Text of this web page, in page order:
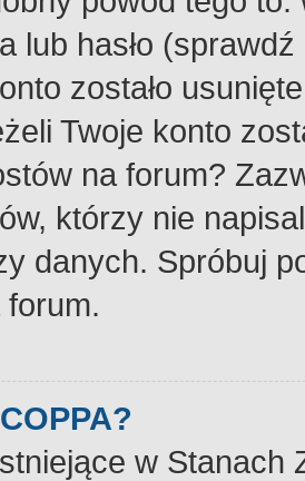
lub hasło
zostało
Twoje konto
na forum?
którzy nie
danych. Spróbuj
w Stanach